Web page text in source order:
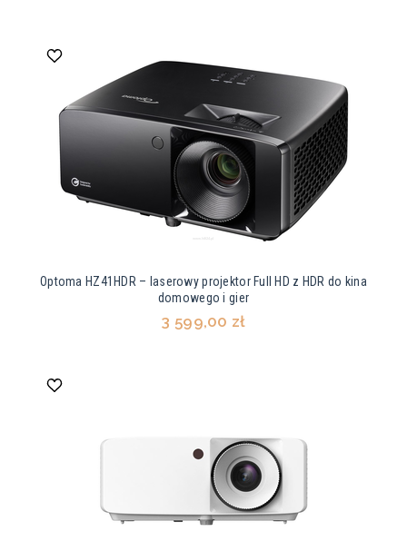
Optoma HZ41HDR – laserowy projektor Full HD z HDR do kina
domowego i gier
3 599,00 zł